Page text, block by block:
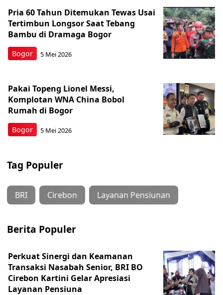
Bogor
Pria 60 Tahun Ditemukan Tewas Usai
Tertimbun Longsor Saat Tebang
Bambu di Dramaga Bogor
5 Mei 2026
Bogor
Pakai Topeng Lionel Messi,
Komplotan WNA China Bobol
Rumah di Bogor
5 Mei 2026
Tag Populer
BRI Cirebon Layanan Pensiunan
Berita Populer
Perkuat Sinergi dan Keamanan
Transaksi Nasabah Senior, BRI BO
Cirebon Kartini Gelar Apresiasi
Layanan Pensiuna